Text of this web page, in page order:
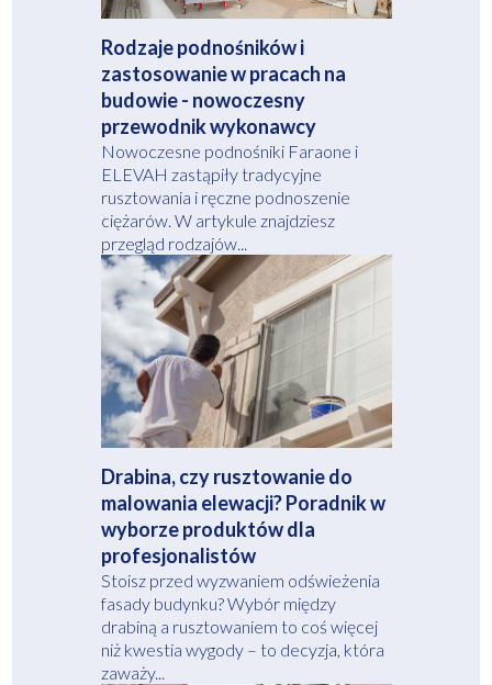
Rodzaje podnośników i
zastosowanie w pracach na
budowie - nowoczesny
przewodnik wykonawcy
Nowoczesne podnośniki Faraone i
ELEVAH zastąpiły tradycyjne
rusztowania i ręczne podnoszenie
ciężarów. W artykule znajdziesz
przegląd rodzajów...
Drabina, czy rusztowanie do
malowania elewacji? Poradnik w
wyborze produktów dla
profesjonalistów
Stoisz przed wyzwaniem odświeżenia
fasady budynku? Wybór między
drabiną a rusztowaniem to coś więcej
niż kwestia wygody – to decyzja, która
zaważy...